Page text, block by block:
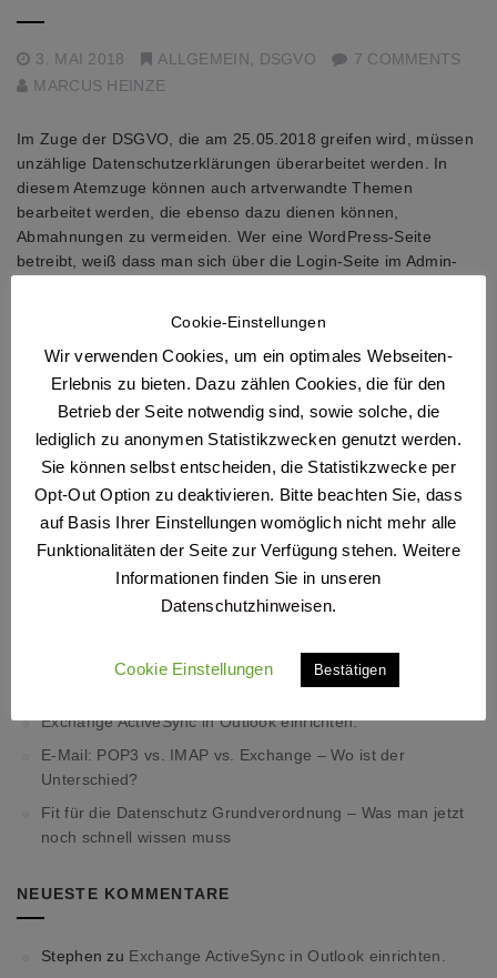
3. MAI 2018 ALLGEMEIN DSGVO
7 COMMENTS
MARCUS HEINZE
Im Zuge der DSGVO, die am 25.05.2018 greifen wird, müssen
unzählige Datenschutzerklärungen überarbeitet werden. In
diesem Atemzuge können auch artverwandte Themen
bearbeitet werden, die ebenso dazu dienen können,
Abmahnungen zu vermeiden. Wer eine WordPress-Seite
betreibt, weiß dass man sich über die Login-Seite im Admin-
FOLLOW US @ FACEBOOK
Search
Problemlösung: E-Mails werden nach 14 Tagen gelöscht
Eine neuen Facebook-Avatar erstellen
Exchange ActiveSync in Outlook einrichten.
E-Mail: POP3 vs. IMAP vs. Exchange – Wo ist der
Unterschied?
Fit für die Datenschutz Grundverordnung – Was man jetzt
noch schnell wissen muss
NEUESTE KOMMENTARE
Stephen zu Exchange ActiveSync in Outlook einrichten.
Cookie-Einstellungen
Wir verwenden Cookies, um ein optimales Webseiten-
Erlebnis zu bieten. Dazu zählen Cookies, die für den
Betrieb der Seite notwendig sind, sowie solche, die
lediglich zu anonymen Statistikzwecken genutzt werden.
Sie können selbst entscheiden, die Statistikzwecke per
Opt-Out Option zu deaktivieren. Bitte beachten Sie, dass
auf Basis Ihrer Einstellungen womöglich nicht mehr alle
Funktionalitäten der Seite zur Verfügung stehen. Weitere
Informationen finden Sie in unseren
Datenschutzhinweisen.
Cookie Einstellungen Bestätigen